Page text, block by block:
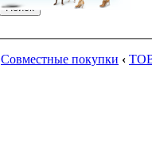
Совместные покупки ‹